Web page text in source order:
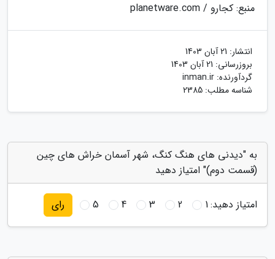
منبع: کجارو / planetware.com
انتشار: 21 آبان 1403
بروزرسانی: 21 آبان 1403
گردآورنده: inman.ir
شناسه مطلب: 2385
به "دیدنی های هنگ کنگ، شهر آسمان خراش های چین
(قسمت دوم)" امتیاز دهید
امتیاز دهید:1
2
3
4
5 رای